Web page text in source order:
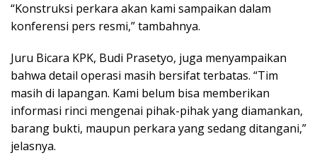
“Konstruksi perkara akan kami sampaikan dalam
konferensi pers resmi,” tambahnya.
Juru Bicara KPK, Budi Prasetyo, juga menyampaikan
bahwa detail operasi masih bersifat terbatas. “Tim
masih di lapangan. Kami belum bisa memberikan
informasi rinci mengenai pihak-pihak yang diamankan,
barang bukti, maupun perkara yang sedang ditangani,”
jelasnya.